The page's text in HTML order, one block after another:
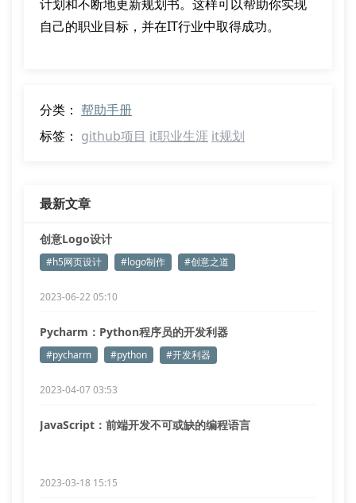
计划和不断地更新规划书。这样可以帮助你实现
自己的职业目标，并在IT行业中取得成功。
分类： 帮助手册
标签： github项目 it职业生涯 it规划
最新文章
创意Logo设计
#h5网页设计 #logo制作 #创意之道
2023-06-22 05:10
Pycharm：Python程序员的开发利器
#pycharm #python #开发利器
2023-04-07 03:53
JavaScript：前端开发不可或缺的编程语言
2023-03-18 15:15